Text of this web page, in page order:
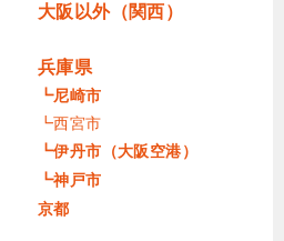
大阪以外（関西）
兵庫県
┗尼崎市
┗西宮市
┗伊丹市（大阪空港）
┗神戸市
京都